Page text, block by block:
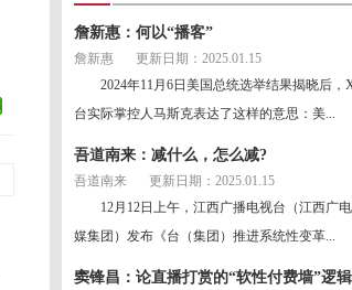
詹新惠：何以“播客”
詹新惠
更新日期：2025.01.15
2024年11月6日美国总统选举结果揭晓后，
台实际掌控人马斯克表达了这样的意思：美...
吾道南来：减什么，怎么减?
吾道南来
更新日期：2025.01.15
12月12日上午，江西广播电视台（江西广
媒集团）发布《台（集团）推进系统性变革...
窦锋昌：论直播打赏的“软性付费墙”逻辑